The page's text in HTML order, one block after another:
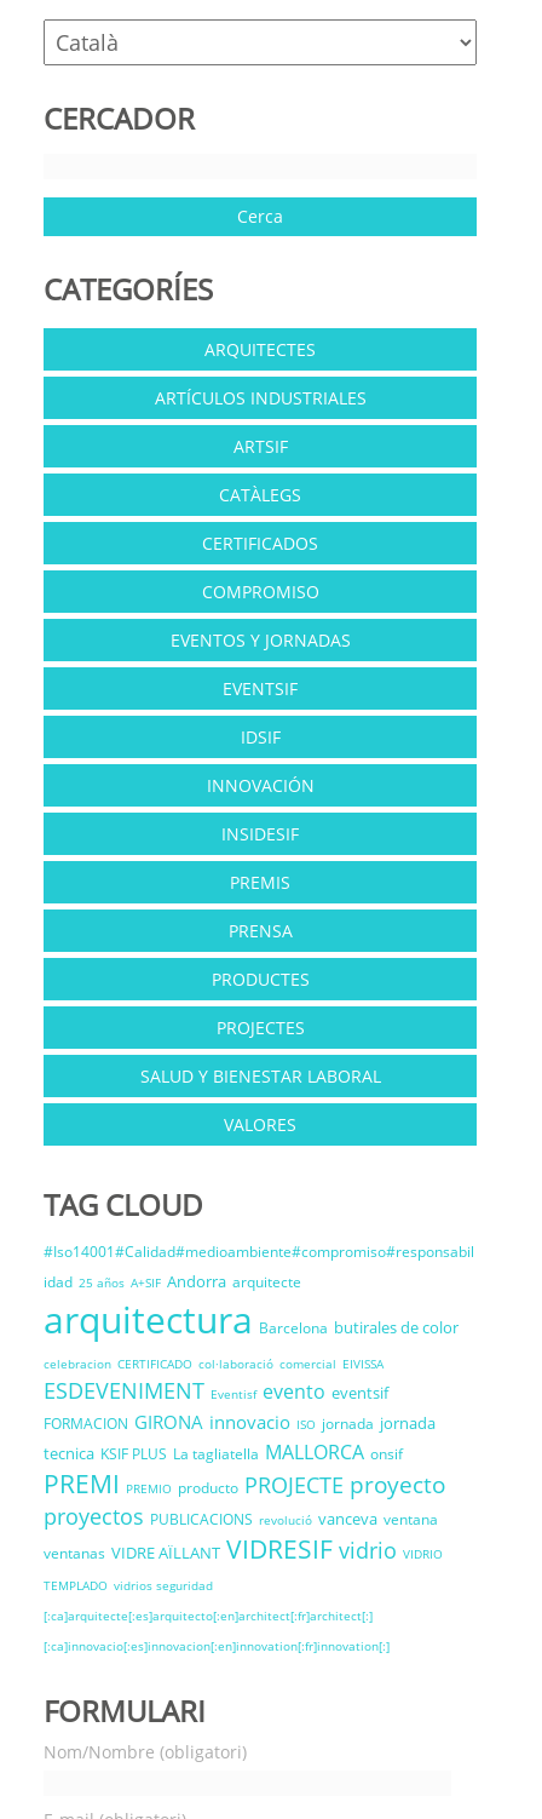
CERCADOR
CATEGORÍES
ARQUITECTES
ARTÍCULOS INDUSTRIALES
ARTSIF
CATÀLEGS
CERTIFICADOS
COMPROMISO
EVENTOS Y JORNADAS
EVENTSIF
IDSIF
INNOVACIÓN
INSIDESIF
PREMIS
PRENSA
PRODUCTES
PROJECTES
SALUD Y BIENESTAR LABORAL
VALORES
TAG CLOUD
#Iso14001#Calidad#medioambiente#compromiso#responsabil
idad 25 años A+SIF Andorra arquitecte
arquitectura Barcelona butirales de color
celebracion CERTIFICADO col·laboració comercial EIVISSA
ESDEVENIMENT Eventisf evento eventsif
FORMACION GIRONA innovacio ISO jornada jornada
tecnica KSIF PLUS La tagliatella MALLORCA onsif
PREMI PREMIO producto PROJECTE proyecto
proyectos PUBLICACIONS revolució vanceva ventana
ventanas VIDRE AÏLLANT VIDRESIF vidrio VIDRIO
TEMPLADO vidrios seguridad
[:ca]arquitecte[:es]arquitecto[:en]architect[:fr]architect[:]
[:ca]innovacio[:es]innovacion[:en]innovation[:fr]innovation[:]
FORMULARI
Nom/Nombre (obligatori)